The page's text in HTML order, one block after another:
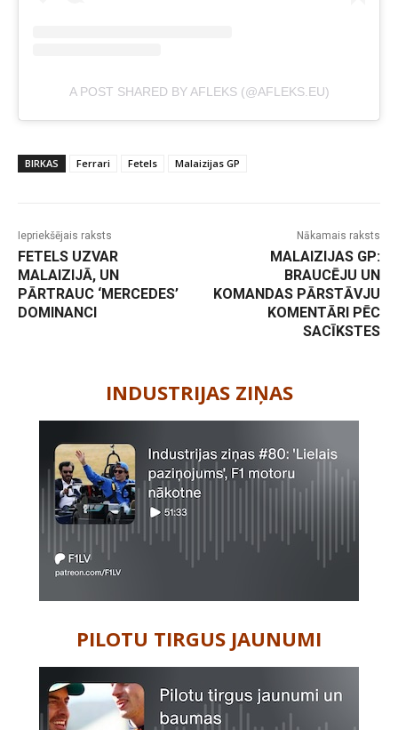
A POST SHARED BY AFLEKS (@AFLEKS.EU)
BIRKAS Ferrari Fetels Malaizijas GP
Iepriekšējais raksts
FETELS UZVAR
MALAIZIJĀ, UN
PĀRTRAUC ‘MERCEDES’
DOMINANCI
Nākamais raksts
MALAIZIJAS GP:
BRAUCĒJU UN
KOMANDAS PĀRSTĀVJU
KOMENTĀRI PĒC
SACĪKSTES
INDUSTRIJAS ZIŅAS
PILOTU TIRGUS JAUNUMI